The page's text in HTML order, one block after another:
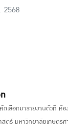
ดเลือกมารายงานตัวที่ ห้
สตร์ มหาวิทยาลัยเกษตร